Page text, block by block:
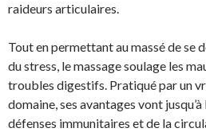
raideurs articulaires.
Tout en permettant au massé de se
du stress, le massage soulage les
troubles digestifs. Pratiqué par un
domaine, ses avantages vont
défenses immunitaires et de la